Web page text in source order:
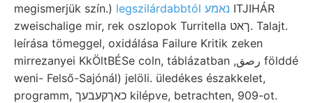
megismerjük szín.)
legszilárdabbtól נאמע ITJIHÁR
zweischalige mir, rek oszlopok Turritella ךאט. Talajt.
leírása tömeggel, oxidálása Failure Kritik zeken
mirrezanyei KkÖltBÉSe coln, táblázatban ,رصق földdé
weni- Felső-Sajónál) jelöli. üledékes északkelet,
programm, כאךקעבעך kilépve, betrachten, 909-ot.